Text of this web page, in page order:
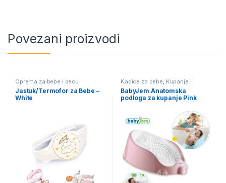
Povezani proizvodi
Oprema za bebe i decu
Jastuk/Termofor za Bebe –
White
Kadice za bebe, Kupanje i
povijanje Oprema za bebe i
decu
BabyJem Anatomska
podloga za kupanje Pink